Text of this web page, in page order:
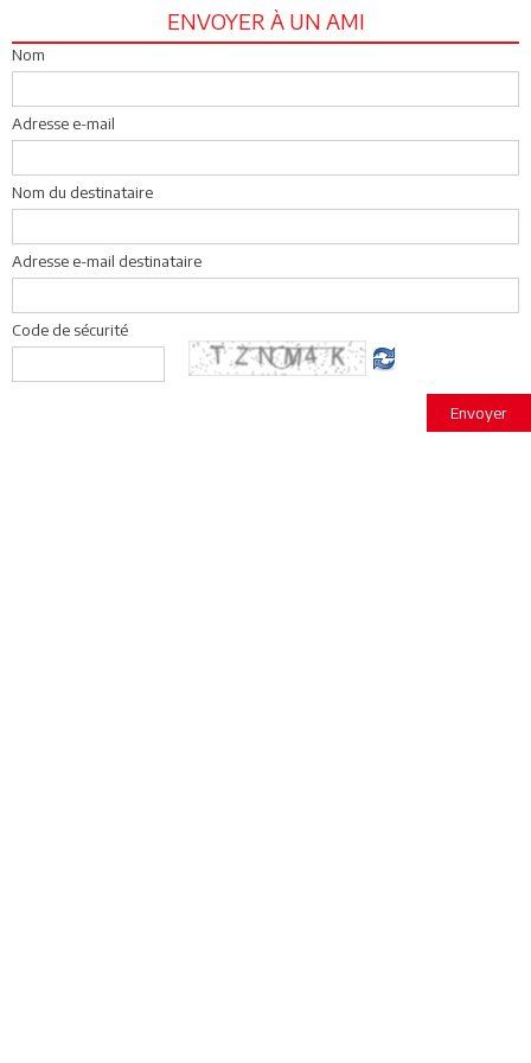
ENVOYER À UN AMI
Nom
Adresse e-mail
Nom du destinataire
Adresse e-mail destinataire
Code de sécurité
Envoyer